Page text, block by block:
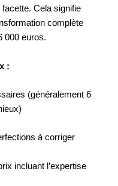
Cela signifie
complète
000 euros.
:
(généralement 6
à corriger
incluant l’expertise